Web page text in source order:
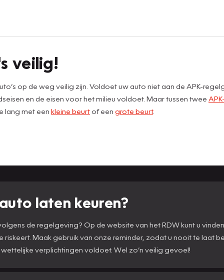
veilig!
op de weg veilig zijn. Voldoet uw auto niet aan de APK-
en de eisen voor het milieu voldoet. Maar tussen twee
lang met een kleine beurtof een grote beurt.
laten keuren?
de regelgeving? Op de website van het RDW kunt u
Maak gebruik van onze reminder, zodat u nooit te laat
verplichtingen voldoet. Wel zo’n veilig gevoel!